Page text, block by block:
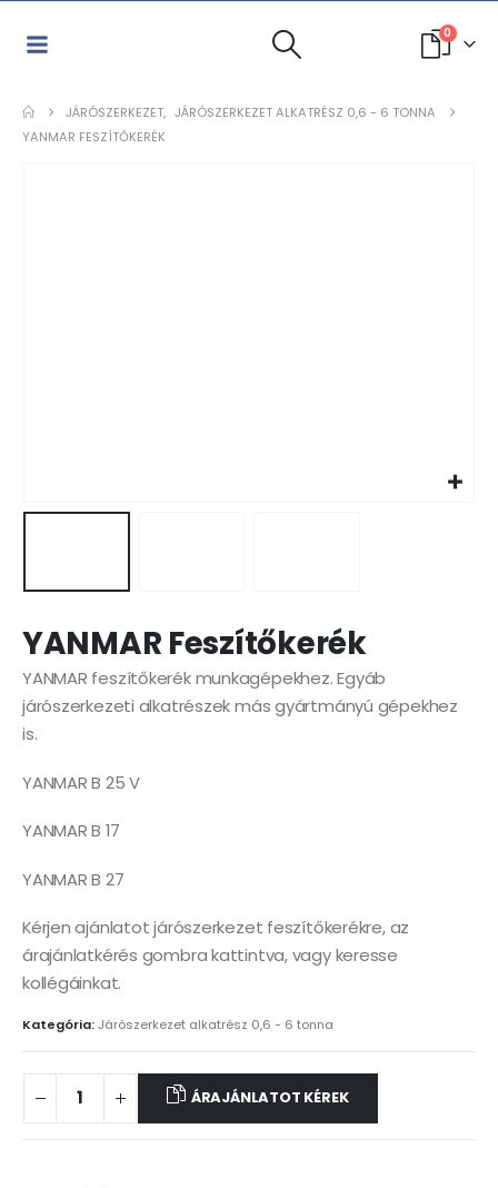
0
JÁRÓSZERKEZET, JÁRÓSZERKEZET ALKATRÉSZ 0,6 - 6 TONNA
YANMAR FESZÍTŐKERÉK
YANMAR Feszítőkerék
YANMAR feszítőkerék munkagépekhez. Egyáb
járószerkezeti alkatrészek más gyártmányú gépekhez
is.
YANMAR B 25 V
YANMAR B 17
YANMAR B 27
Kérjen ajánlatot járószerkezet feszítőkerékre, az
árajánlatkérés gombra kattintva, vagy keresse
kollégáinkat.
Kategória:Járószerkezet alkatrész 0,6 - 6 tonna
ÁRAJÁNLATOT KÉREK